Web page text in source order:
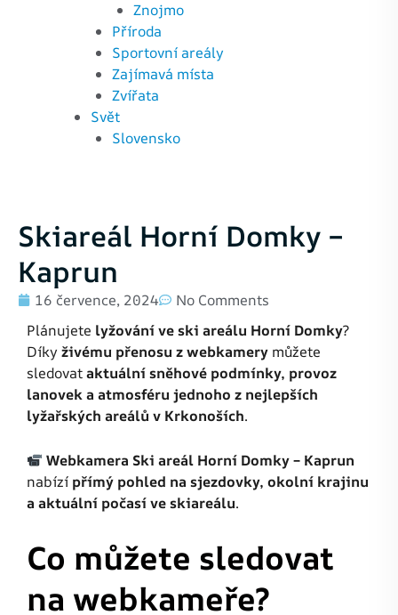
Znojmo
Příroda
Sportovní areály
Zajímavá místa
Zvířata
Svět
Slovensko
Skiareál Horní Domky –
Kaprun
16 července, 2024
No Comments
Plánujete lyžování ve ski areálu Horní Domky?
Díky živému přenosu z webkamery můžete
sledovataktuální sněhové podmínky, provoz
lanovek a atmosféru jednoho z nejlepších
lyžařských areálů v Krkonoších.
Webkamera Ski areál Horní Domky – Kaprun
nabízí přímý pohled na sjezdovky, okolní krajinu
a aktuální počasí ve skiareálu.
Co můžete sledovat
na webkameře?